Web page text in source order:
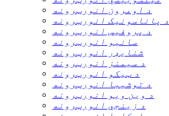
د اومرون انورټرونه
د پاناسونیک انورټرونه
د پروفیس انورټرونه
سانیو انورټرونه
شنایډر انورټرونه
د سیمنز انورټرونه
د ټیکو انورټرونه
د توشیبا انورټرونه
د وین ویو انورټرونه
د زینجي انورټرونه